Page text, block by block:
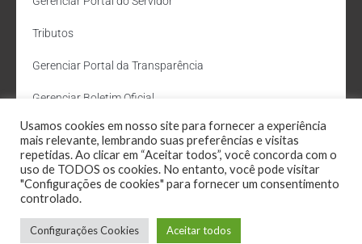
Tributos
Gerenciar Portal da Transparência
Gerenciar Boletim Oficial
Departamento de Água e Esgoto
Administração Site
Webmail
Usamos cookies em nosso site para fornecer a experiência
mais relevante, lembrando suas preferências e visitas
repetidas. Ao clicar em “Aceitar todos”, você concorda com o
uso de TODOS os cookies. No entanto, você pode visitar
"Configurações de cookies" para fornecer um consentimento
controlado.
Configurações Cookies Aceitar todos